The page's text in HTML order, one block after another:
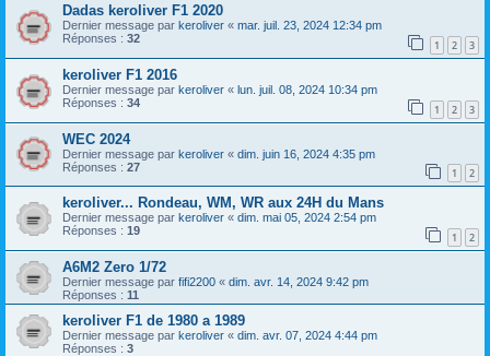
Dadas keroliver F1 2020
Dernier message par keroliver « mar. juil. 23, 2024 12:34 pm
Réponses : 32 1 2 3
keroliver F1 2016
Dernier message par keroliver « lun. juil. 08, 2024 10:34 pm
Réponses : 34 1 2 3
WEC 2024
Dernier message par keroliver « dim. juin 16, 2024 4:35 pm
Réponses : 27 1 2
keroliver... Rondeau, WM, WR aux 24H du Mans
Dernier message par keroliver « dim. mai 05, 2024 2:54 pm
Réponses : 19 1 2
A6M2 Zero 1/72
Dernier message par fifi2200 « dim. avr. 14, 2024 9:42 pm
Réponses : 11
keroliver F1 de 1980 a 1989
Dernier message par keroliver « dim. avr. 07, 2024 4:44 pm
Réponses : 3